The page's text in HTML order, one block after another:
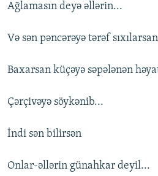
Ağlamasın deyə əllərin...
Və sən pəncərəyə tərəf sıxılarsan
Baxarsan küçəyə səpələnən
Çərçivəyə söykənib...
İndi sən bilirsən
Onlar-əllərin günahkar deyil...